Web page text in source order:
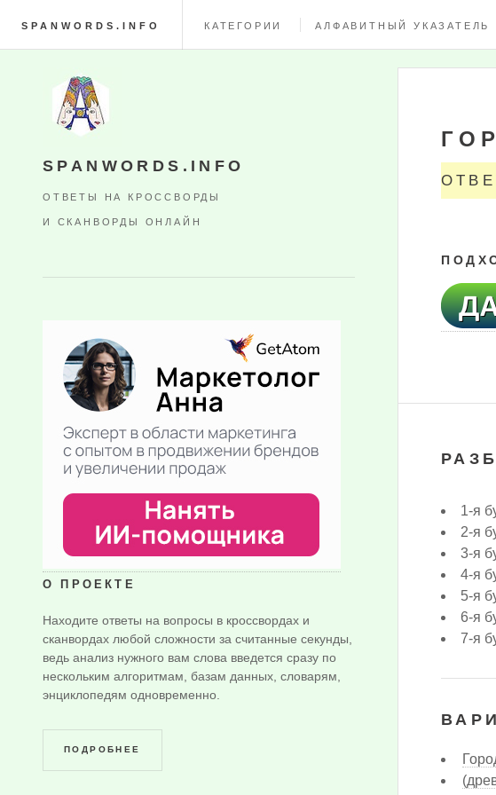
SPANWORDS.INFO КАТЕГОРИИ АЛФАВИТНЫЙ УКАЗАТЕЛЬ
1-я
2-я
3-я
4-я
5-я
6-я
7-я
SPANWORDS.INFO
ОТВЕТЫ НА КРОССВОРДЫ
И СКАНВОРДЫ ОНЛАЙН
О ПРОЕКТЕ
Находите ответы на вопросы в кроссвордах и
сканвордах любой сложности за считанные секунды,
ведь анализ нужного вам слова введется сразу по
нескольким алгоритмам, базам данных, словарям,
энциклопедям одновременно.
ПОДРОБНЕЕ